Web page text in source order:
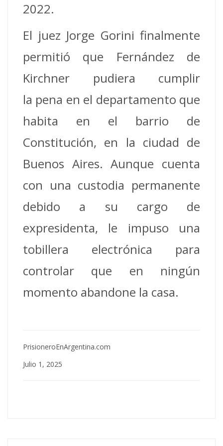
2022.
El juez Jorge Gorini finalmente
permitió que Fernández de
Kirchner pudiera cumplir
la pena en el departamento que
habita en el barrio de
Constitución, en la ciudad de
Buenos Aires. Aunque cuenta
con una custodia permanente
debido a su cargo de
expresidenta, le impuso una
tobillera electrónica para
controlar que en ningún
momento abandone la casa.
PrisioneroEnArgentina.com
Julio 1, 2025